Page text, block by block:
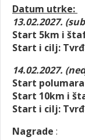
Datum utrke:
13.02.2027.
Start 5km i
Start i cilj:
14.02.2027.
Start
Start 10km i
Start i cilj:
Nagrade :